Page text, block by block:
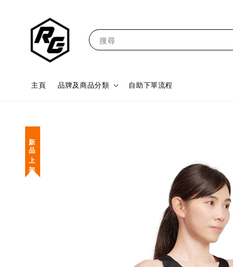
搜尋
主頁 品牌及商品分類 自助下單流程
新 品 上 架